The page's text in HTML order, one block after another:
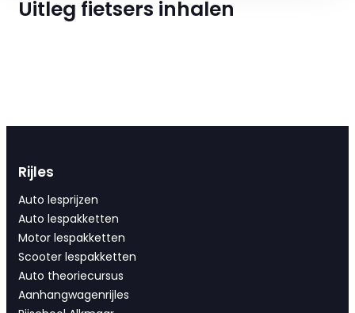
Uitleg fietsers inhalen
Rijles
Auto lesprijzen
Auto lespakketten
Motor lespakketten
Scooter lespakketten
Auto theoriecursus
Aanhangwagenrijles